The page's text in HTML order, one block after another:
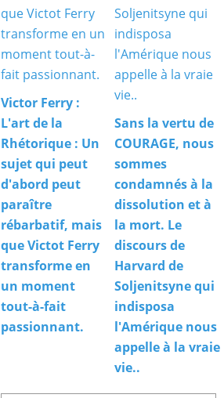
Victor Ferry :
L'art de la
Rhétorique : Un
sujet qui peut
d'abord peut
paraître
rébarbatif, mais
que Victot Ferry
transforme en
un moment
tout-à-fait
passionnant.
Sans la vertu de
COURAGE, nous
sommes
condamnés à la
dissolution et à
la mort. Le
discours de
Harvard de
Soljenitsyne qui
indisposa
l'Amérique nous
appelle à la vraie
vie..